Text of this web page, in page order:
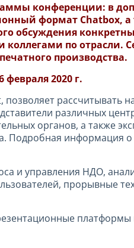
конференции: в
формат Chatbox, а
обсуждения
коллегами по отрасли.
производства.
2020 г.
рассчитывать
различных
органов, а также
Подробная информация о
и управления НДО,
прорывные
платформы